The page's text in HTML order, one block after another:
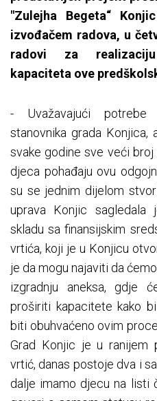
"Zulejha Begeta“
izvođačem radova, u
radovi za
kapaciteta ove
- Uvažavajući potrebe
stanovnika grada Konjica,
svake godine sve veći
djeca pohađaju ovu
su se jednim dijelom
uprava Konjic
skladu sa finansijskim
vrtića, koji je u Konjicu
je da mogu najaviti da
izgradnju aneksa, gdje
proširiti kapacitete kako
biti obuhvaćeno ovim
Grad Konjic je u ranijem
vrtić, danas postoje dva i
dalje imamo djecu na listi